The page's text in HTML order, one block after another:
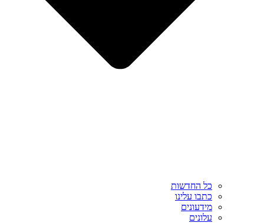
כל החדשות
כתבו עלינו
מידעונים
עלונים